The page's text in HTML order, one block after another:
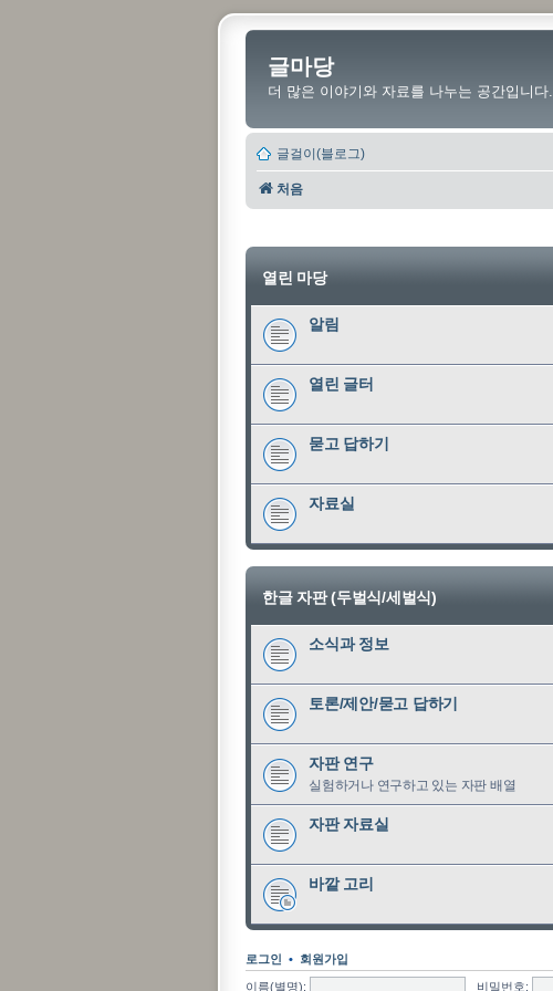
글마당
더 많은 이야기와 자료를 나누는 공간입니다.
글걸이(블로그)
처음
열린 마당
알림
열린 글터
묻고 답하기
자료실
한글 자판 (두벌식/세벌식)
소식과 정보
토론/제안/묻고 답하기
자판 연구
실험하거나 연구하고 있는 자판 배열
자판 자료실
바깥 고리
로그인 • 회원가입
이름(별명): 비밀번호: